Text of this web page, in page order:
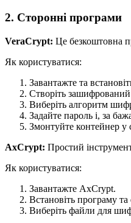
2. Сторонні програми
VeraCrypt: Це безкоштовна
Як користуватися:
Завантажте та
Створіть
Виберіть алгоритм
Задайте пароль і, за
Змонтуйте контейнер у
AxCrypt: Простий
Як користуватися:
Завантажте AxCrypt.
Встановіть програму та
Виберіть файли для